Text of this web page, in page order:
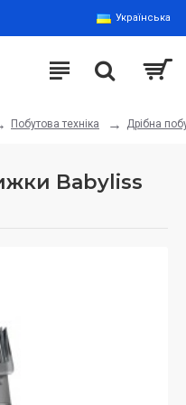
Українська
Побутова техніка Дрібна
Babyliss